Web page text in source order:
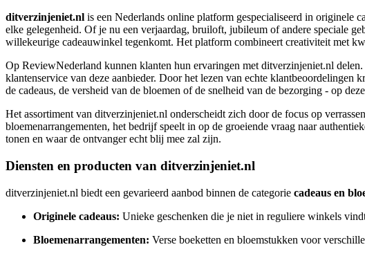
ditverzinjeniet.nl is een Nederlands online platform gespecialiseerd in originele
elke gelegenheid. Of je nu een verjaardag, bruiloft, jubileum of andere speciale
willekeurige cadeauwinkel tegenkomt. Het platform combineert creativiteit met
Op ReviewNederland kunnen klanten hun ervaringen met ditverzinjeniet.nl
klantenservice van deze aanbieder. Door het lezen van echte
de cadeaus, de versheid van de bloemen of de snelheid van de bezorging - op
Het assortiment van ditverzinjeniet.nl onderscheidt zich door de focus op
bloemenarrangementen, het bedrijf speelt in op de groeiende vraag naar
tonen en waar de ontvanger echt blij mee zal zijn.
Diensten en producten van ditverzinjeniet.nl
ditverzinjeniet.nl biedt een gevarieerd aanbod binnen de categorie cadeaus en
Originele cadeaus: Unieke geschenken die je niet in reguliere winkels
Bloemenarrangementen: Verse boeketten en bloemstukken voor